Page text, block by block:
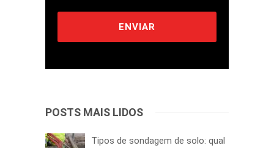
POSTS MAIS LIDOS
Tipos de sondagem de solo: qual